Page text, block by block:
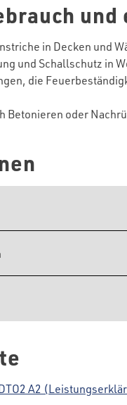
in Decken und
und Schallschutz in
die
Betonieren oder
A2